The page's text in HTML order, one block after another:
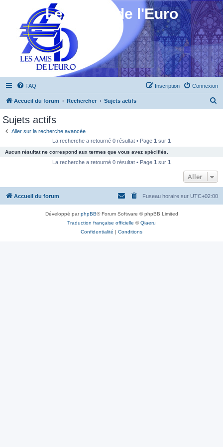
Les Amis de l'Euro
FAQ Connexion
Inscription
Accueil du forum Rechercher Sujets actifs
c
e
Sujets actifs
Aller sur la recherche avancée
La recherche a retourné 0 résultat • Page 1 sur 1
Aucun résultat ne correspond aux termes que vous avez spécifiés.
La recherche a retourné 0 résultat • Page 1 sur 1
Aller
Accueil du forum Fuseau horaire sur UTC+02:00
Développé parphpBB® Forum Software © phpBB Limited
Traduction française officielle ©Qiaeru
Confidentialité | Conditions